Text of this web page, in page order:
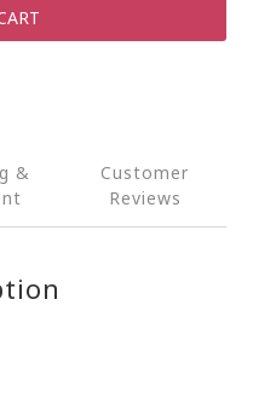
&
Customer
Reviews